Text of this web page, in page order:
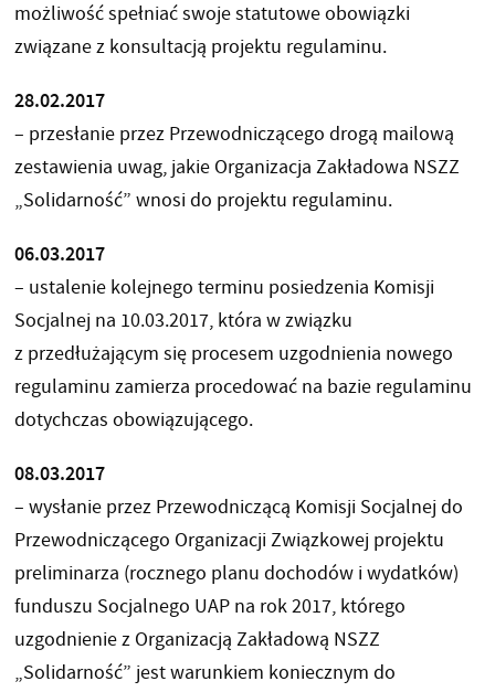
możliwość spełniać swoje statutowe obowiązki
związane z konsultacją projektu regulaminu.
28.02.2017
– przesłanie przez Przewodniczącego drogą mailową
zestawienia uwag, jakie Organizacja Zakładowa NSZZ
„Solidarność” wnosi do projektu regulaminu.
06.03.2017
– ustalenie kolejnego terminu posiedzenia Komisji
Socjalnej na 10.03.2017, która w związku
z przedłużającym się procesem uzgodnienia nowego
regulaminu zamierza procedować na bazie regulaminu
dotychczas obowiązującego.
08.03.2017
– wysłanie przez Przewodniczącą Komisji Socjalnej do
Przewodniczącego Organizacji Związkowej projektu
preliminarza (rocznego planu dochodów i wydatków)
funduszu Socjalnego UAP na rok 2017, którego
uzgodnienie z Organizacją Zakładową NSZZ
„Solidarność” jest warunkiem koniecznym do